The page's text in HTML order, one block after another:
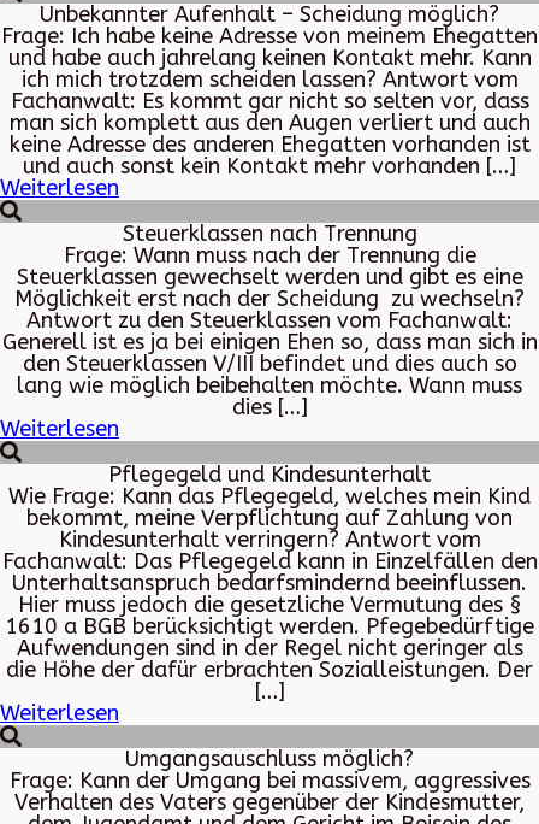
Unbekannter Aufenhalt – Scheidung möglich?
Frage: Ich habe keine Adresse von meinem Ehegatten
und habe auch jahrelang keinen Kontakt mehr. Kann
ich mich trotzdem scheiden lassen? Antwort vom
Fachanwalt: Es kommt gar nicht so selten vor, dass
man sich komplett aus den Augen verliert und auch
keine Adresse des anderen Ehegatten vorhanden ist
und auch sonst kein Kontakt mehr vorhanden […]
Weiterlesen
Steuerklassen nach Trennung
Frage: Wann muss nach der Trennung die
Steuerklassen gewechselt werden und gibt es eine
Möglichkeit erst nach der Scheidung zu wechseln?
Antwort zu den Steuerklassen vom Fachanwalt:
Generell ist es ja bei einigen Ehen so, dass man sich in
den Steuerklassen V/III befindet und dies auch so
lang wie möglich beibehalten möchte. Wann muss
dies […]
Weiterlesen
Pflegegeld und Kindesunterhalt
Wie Frage: Kann das Pflegegeld, welches mein Kind
bekommt, meine Verpflichtung auf Zahlung von
Kindesunterhalt verringern? Antwort vom
Fachanwalt: Das Pflegegeld kann in Einzelfällen den
Unterhaltsanspruch bedarfsmindernd beeinflussen.
Hier muss jedoch die gesetzliche Vermutung des §
1610 a BGB berücksichtigt werden. Pfegebedürftige
Aufwendungen sind in der Regel nicht geringer als
die Höhe der dafür erbrachten Sozialleistungen. Der
[…]
Weiterlesen
Umgangsauschluss möglich?
Frage: Kann der Umgang bei massivem, aggressives
Verhalten des Vaters gegenüber der Kindesmutter,